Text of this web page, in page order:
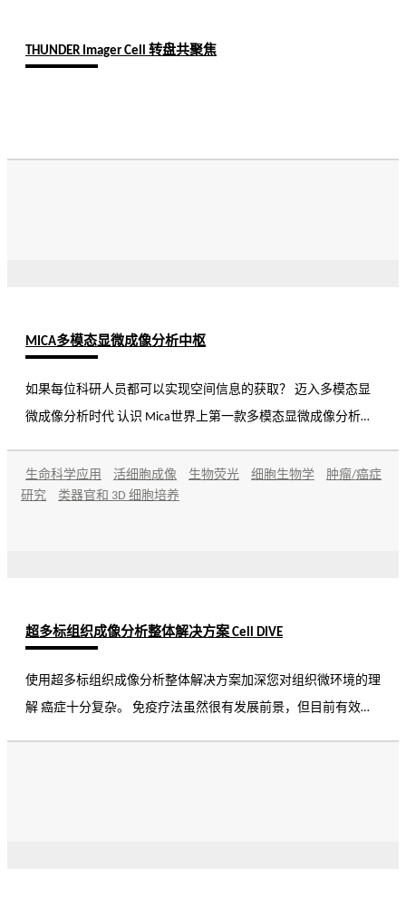
THUNDER Imager Cell 转盘共聚焦
MICA多模态显微成像分析中枢
如果每位科研人员都可以实现空间信息的获取？ 迈入多模态显
微成像分析时代 认识 Mica世界上第一款多模态显微成像分析中
生命科学应用 活细胞成像 生物荧光 细胞生物学
肿瘤/癌症
研究
类器官和 3D 细胞培养
超多标组织成像分析整体解决方案 Cell DIVE
使用超多标组织成像分析整体解决方案加深您对组织微环境的理
解 癌症十分复杂。 免疫疗法虽然很有发展前景，但目前有效性